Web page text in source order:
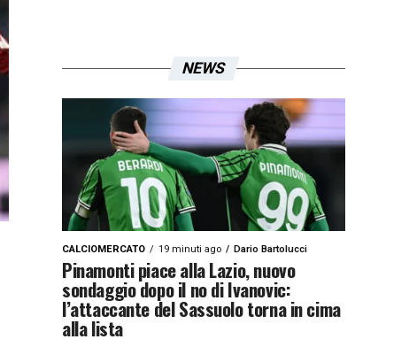
NEWS
CALCIOMERCATO 19 minuti ago Dario Bartolucci
Pinamonti piace alla Lazio, nuovo
sondaggio dopo il no di Ivanovic:
l’attaccante del Sassuolo torna in cima
alla lista